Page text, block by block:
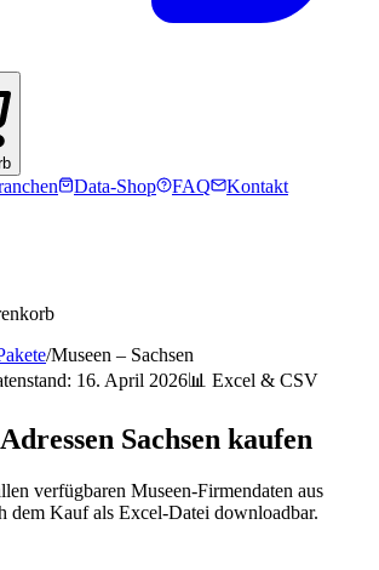
Data-Shop FAQ
Kontakt
/Museen – Sachsen
16. April 2026📊 Excel & CSV
Adressen Sachsen kaufen
verfügbaren Museen-Firmendaten aus
dem Kauf als Excel-Datei downloadbar.